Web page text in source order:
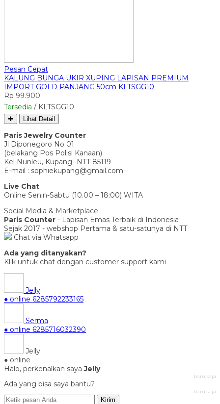
Pesan Cepat
KALUNG BUNGA UKIR XUPING LAPISAN PREMIUM
IMPORT GOLD PANJANG 50cm KLTSGG10
Rp 99.900
Tersedia / KLTSGG10
✚ Lihat Detail
Paris Jewelry Counter
Jl Diponegoro No 01
(belakang Pos Polisi Kanaan)
Kel Nunleu, Kupang -NTT 85119
E-mail : sophiekupang@gmail.com
Live Chat
Online Senin-Sabtu (10.00 – 18:00) WITA
Social Media & Marketplace
Paris Counter - Lapisan Emas Terbaik di Indonesia
Sejak 2017 - webshop Pertama & satu-satunya di NTT
Chat via Whatsapp
Ada yang ditanyakan?
Klik untuk chat dengan customer support kami
Jelly
● online 6285792233165
Serma
● online 6285716032390
Jelly
● online
Halo, perkenalkan sayaJelly
baru saja
Ada yang bisa saya bantu?
baru saja
Kirim